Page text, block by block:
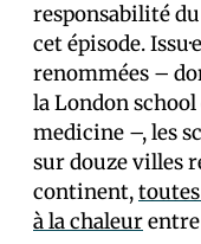
responsabilité
cet épisode.
renommées –
la London
medicine –, les
sur douze villes
continent,
à la chaleur